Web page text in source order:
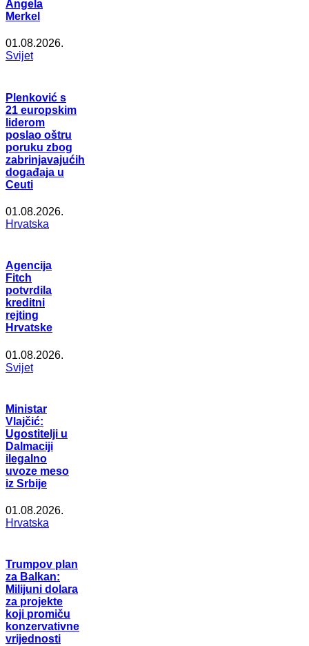
Angela
Merkel
01.08.2026.
Svijet
Plenković s
21 europskim
liderom
poslao oštru
poruku zbog
zabrinjavajućih
događaja u
Ceuti
01.08.2026.
Hrvatska
Agencija
Fitch
potvrdila
kreditni
rejting
Hrvatske
01.08.2026.
Svijet
Ministar
Vlajčić:
Ugostitelji u
Dalmaciji
ilegalno
uvoze meso
iz Srbije
01.08.2026.
Hrvatska
Trumpov plan
za Balkan:
Milijuni dolara
za projekte
koji promiču
konzervativne
vrijednosti